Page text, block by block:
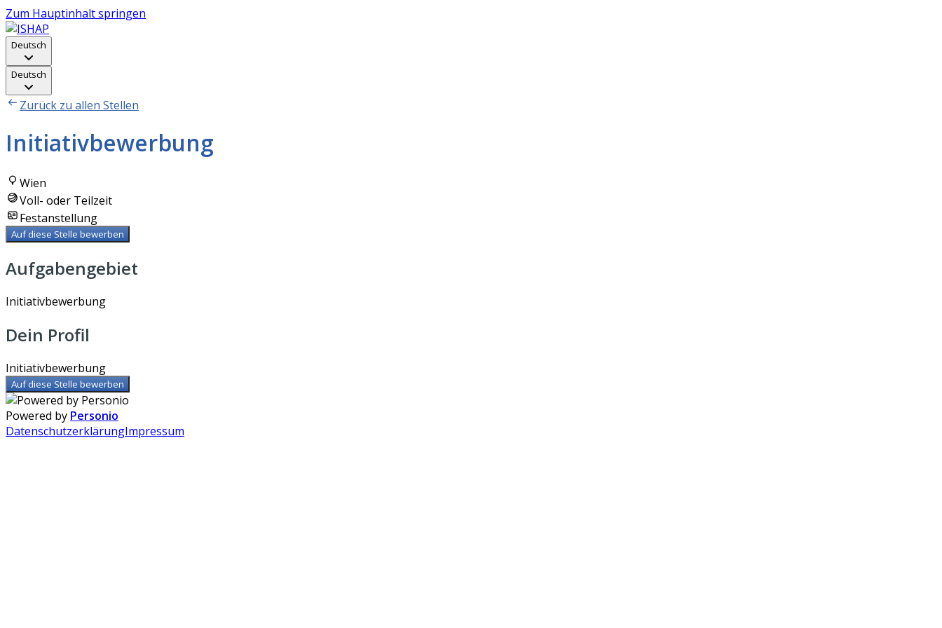
Zum Hauptinhalt springen
Deutsch
Deutsch
Zurück zu allen Stellen
Initiativbewerbung
Wien
Voll- oder Teilzeit
Festanstellung
Auf diese Stelle bewerben
Aufgabengebiet
Initiativbewerbung
Dein Profil
Initiativbewerbung
Auf diese Stelle bewerben
Powered by Personio
DatenschutzerklärungImpressum